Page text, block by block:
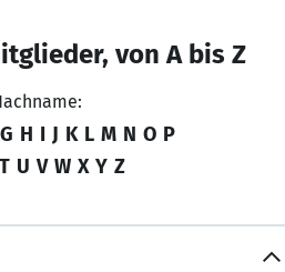
von A bis Z
G H I J K L M N O P
T U V W X Y Z